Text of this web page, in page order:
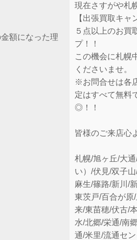
金額になった理
現在さすがや札
【出張買取キャ
５点以上のお買
プ！！
この機会に札幌
くださいませ。
※お問合せは各
定はすべて無料
◎！！
皆様のご来店心
札幌/旭ヶ丘/大
い）/伏見/双子
麻生/篠路/新川/
東茨戸/百合が原
来/東苗穂/伏古/
水/北郷/栄通/南
通/米里/流通セ